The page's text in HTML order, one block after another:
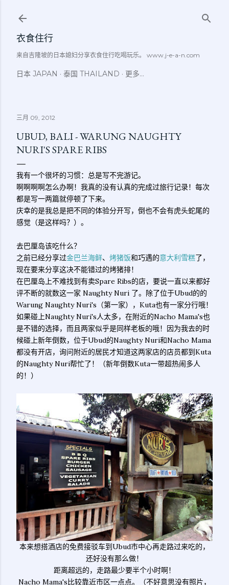
衣食住行
来自吉隆坡的日本媳妇分享衣食住行吃喝玩乐。 www.j-e-a-n.com
日本 JAPAN 泰国 THAILAND 更多…
三月 09, 2012
UBUD, BALI - WARUNG NAUGHTY
NURI'S SPARE RIBS
我有一个很坏的习惯：总是写不完游记。
啊啊啊啊怎么办啊！我真的没有认真的完成过旅行记录！每次
都是写一两篇就停顿了下来。
庆幸的是我总是把不同的体验分开写，倒也不会有虎头蛇尾的
感觉（是这样吗？）。
去巴厘岛该吃什么？
之前已经分享过金巴兰海鲜、 烤猪饭和巧遇的意大利雪糕了，
现在要来分享这决不能错过的烤猪排！
在巴厘岛上不难找到有卖Spare Ribs的店，要说一直以来都好
评不断的就数这一家 Naughty Nuri 了。除了位于Ubud的的
Warung Naughty Nuri's（第一家），Kuta也有一家分行哦！
如果碰上Naughty Nuri's人太多，在附近的Nacho Mama's也
是不错的选择，而且两家似乎是同样老板的哦！因为我去的时
候碰上新年倒数，位于Ubud的Naughty Nuri和Nacho Mama
都没有开店，询问附近的居民才知道这两家店的店员都到Kuta
的Naughty Nuri帮忙了！（新年倒数Kuta一带超热闹多人
的！）
本来想搭酒店的免费接驳车到Ubud市中心再走路过来吃的，
还好没有那么做！
距离超远的，走路最少要半个小时啊！
Nacho Mama's比较靠近市区一点点。（不好意思没有照片，